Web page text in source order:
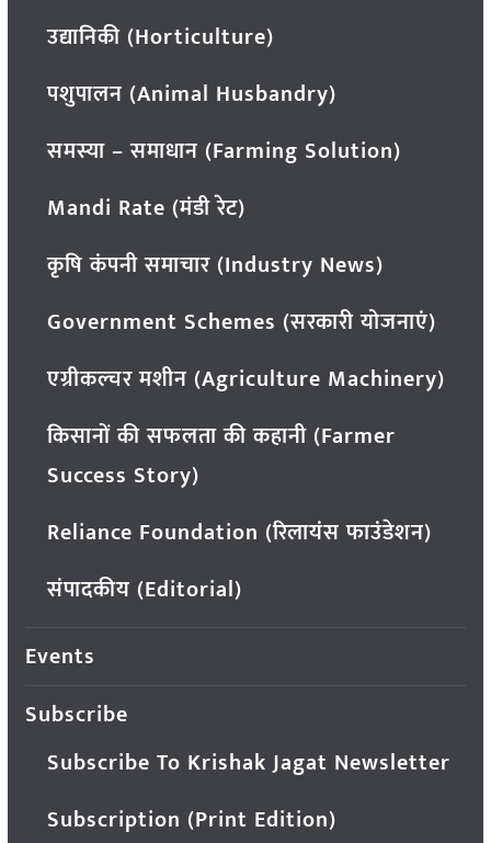
उद्यानिकी (Horticulture)
पशुपालन (Animal Husbandry)
समस्या – समाधान (Farming Solution)
Mandi Rate (मंडी रेट)
कृषि कंपनी समाचार (Industry News)
Government Schemes (सरकारी योजनाएं)
एग्रीकल्चर मशीन (Agriculture Machinery)
किसानों की सफलता की कहानी (Farmer
Success Story)
Reliance Foundation (रिलायंस फाउंडेशन)
संपादकीय (Editorial)
Events
Subscribe
Subscribe To Krishak Jagat Newsletter
Subscription (Print Edition)